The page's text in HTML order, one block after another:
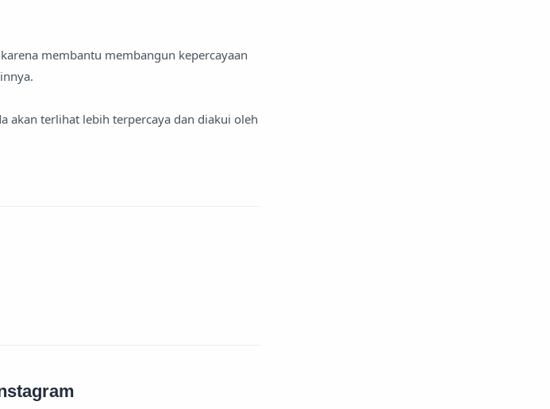
membantu membangun kepercayaan
akan terlihat lebih terpercaya dan diakui oleh